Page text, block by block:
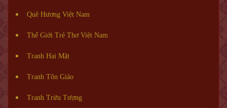
Quê Hương Việt Nam
Thế Giới Trẻ Thơ Việt Nam
Tranh Hai Mặt
Tranh Tôn Giáo
Tranh Trừu Tượng